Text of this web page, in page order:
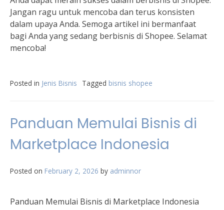
Jangan ragu untuk mencoba dan terus konsisten
dalam upaya Anda. Semoga artikel ini bermanfaat
bagi Anda yang sedang berbisnis di Shopee. Selamat
mencoba!
Posted in Jenis Bisnis Tagged bisnis shopee
Panduan Memulai Bisnis di
Marketplace Indonesia
Posted on February 2, 2026 by adminnor
Panduan Memulai Bisnis di Marketplace Indonesia